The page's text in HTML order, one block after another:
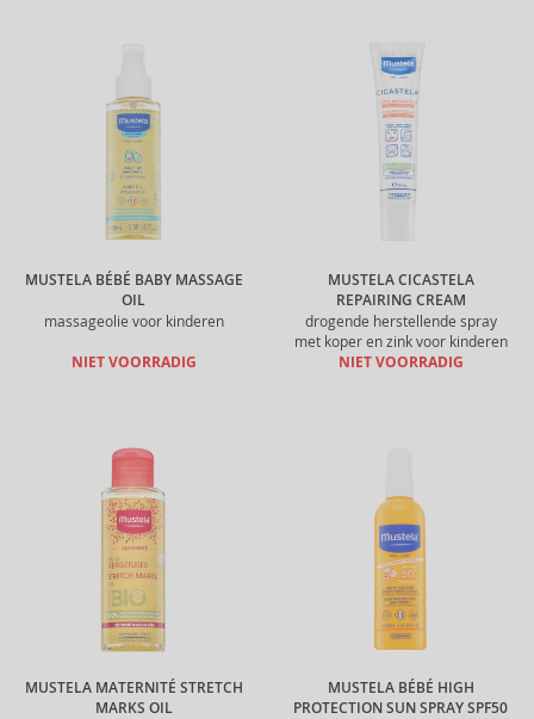
MUSTELA BÉBÉ BABY MASSAGE
OIL
massageolie voor kinderen
NIET VOORRADIG
MUSTELA CICASTELA
REPAIRING CREAM
drogende herstellende spray
met koper en zink voor kinderen
NIET VOORRADIG
MUSTELA MATERNITÉ STRETCH
MARKS OIL
MUSTELA BÉBÉ HIGH
PROTECTION SUN SPRAY SPF50